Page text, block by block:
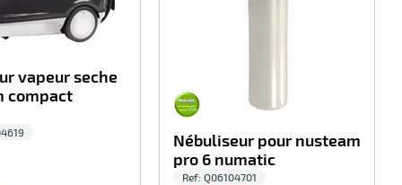
vapeur seche
compact
Nébuliseur pour nusteam
pro 6 numatic
Ref: Q06104701